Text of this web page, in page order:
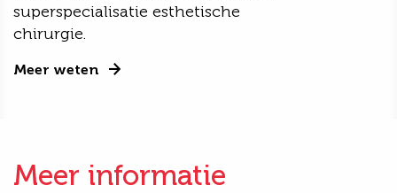
superspecialisatie esthetische
chirurgie.
Meer weten
Meer informatie